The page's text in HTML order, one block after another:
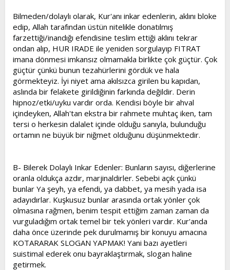
Bilmeden/dolaylı olarak, Kur'anı inkar edenlerin, aklını bloke
edip, Allah tarafından üstün nitelikle donatılmış
farzettiği/inandığı efendisine teslim ettiği aklını tekrar
ondan alıp, HUR IRADE ile yeniden sorgulayıp FITRAT
imana dönmesi imkansız olmamakla birlikte çok güçtür. Çok
güçtür çünkü bunun tezahürlerini gördük ve hala
görmekteyiz. İyi niyet ama akılsızca girilen bu kapıdan,
aslında bir felakete girildiğinin farkında değildir. Derin
hipnoz/etki/uyku vardır orda. Kendisi böyle bir ahval
içindeyken, Allah'tan ekstra bir rahmete muhtaç iken, tam
tersi o herkesin dalalet içinde olduğu sanıyla, bulunduğu
ortamın ne büyük bir niğmet olduğunu düşünmektedir.
B- Bilerek Dolaylı Inkar Edenler: Bunların sayısı, diğerlerine
oranla oldukça azdır, marjinaldirler. Sebebi açık çünkü
bunlar Ya şeyh, ya efendi, ya dabbet, ya mesih yada isa
adayıdırlar. Kuşkusuz bunlar arasında ortak yönler çok
olmasına rağmen, benim tespit ettiğim zaman zaman da
vurguladığım ortak temel bir tek yönleri vardır. Kur'anda
daha önce üzerinde pek durulmamış bir konuyu amacına
KOTARARAK SLOGAN YAPMAK! Yani bazı ayetleri
suistimal ederek onu bayraklaştırmak, slogan haline
getirmek.